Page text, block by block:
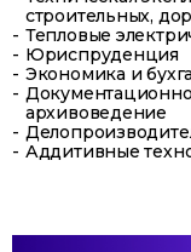
строительных,
Тепловые
Юриспруденция
Экономика и
архивоведение
Аддитивные